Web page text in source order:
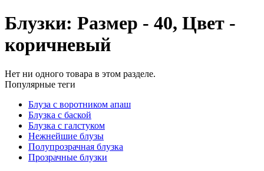
Блузки: Размер - 40, Цвет -
коричневый
Нет ни одного товара в этом разделе.
Популярные теги
Блуза с воротником апаш
Блузка с баской
Блузка с галстуком
Нежнейшие блузы
Полупрозрачная блузка
Прозрачные блузки